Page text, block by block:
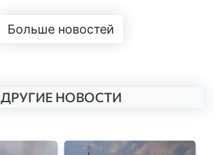
Больше новостей
ДРУГИЕ НОВОСТИ